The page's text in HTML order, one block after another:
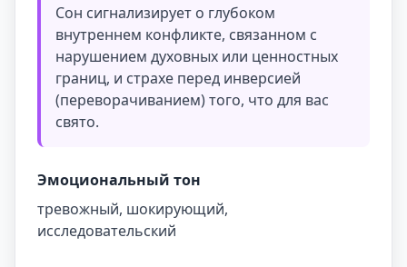
Сон сигнализирует о глубоком
внутреннем конфликте, связанном с
нарушением духовных или ценностных
границ, и страхе перед инверсией
(переворачиванием) того, что для вас
свято.
Эмоциональный тон
тревожный, шокирующий,
исследовательский